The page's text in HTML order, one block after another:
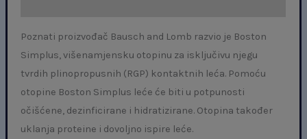
Poznati proizvođač Bausch and Lomb razvio je Boston
Simplus, višenamjensku otopinu za isključivu njegu
tvrdih plinopropusnih (RGP) kontaktnih leća. Pomoću
otopine Boston Simplus leće će biti u potpunosti
očišćene, dezinficirane i hidratizirane. Otopina također
uklanja proteine i dovoljno ispire leće.